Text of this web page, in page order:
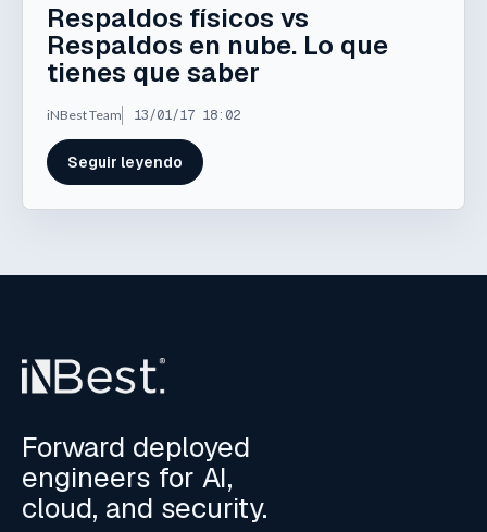
Respaldos físicos vs
Respaldos en nube. Lo que
tienes que saber
iNBest Team 13/01/17 18:02
Seguir leyendo
Forward deployed
engineers for AI,
cloud, and security.